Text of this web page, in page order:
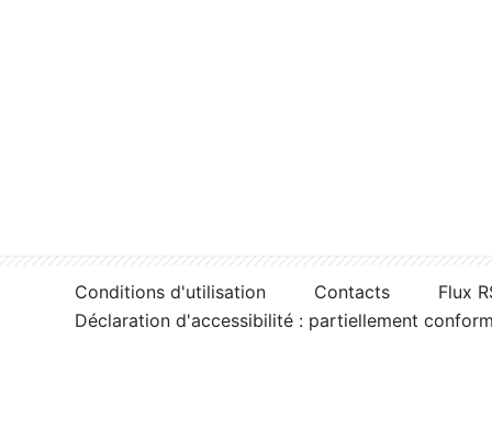
Conditions d'utilisation Contacts
Flux
Déclaration d'accessibilité : partiellement